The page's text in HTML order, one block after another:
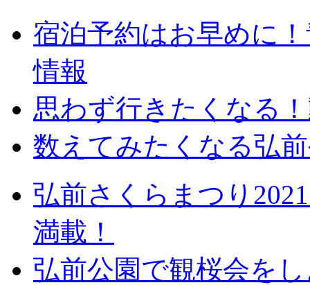
宿泊予約はお早めに
情報
思わず行きたくなる
数えてみたくなる弘
弘前さくらまつり
満載！
弘前公園で観桜会を